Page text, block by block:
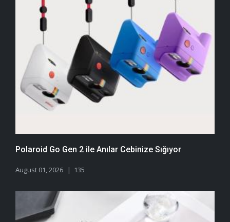
Polaroid Go Gen 2 ile Anılar Cebinize Sığıyor
August 01, 2026 135